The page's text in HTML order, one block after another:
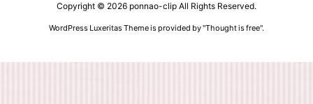
Copyright © 2026 ponnao-clip All Rights Reserved.
WordPress Luxeritas Theme is provided by "Thought is free".